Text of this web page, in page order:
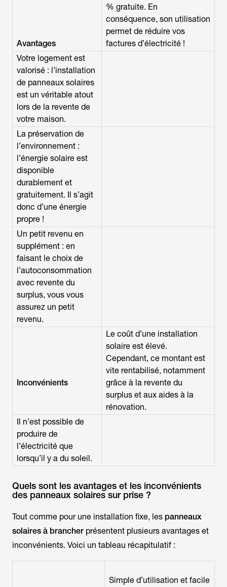
Avantages
% gratuite. En
conséquence, son utilisation
permet de réduire vos
factures d’électricité !
Votre logement est
valorisé : l’installation
de panneaux solaires
est un véritable atout
lors de la revente de
votre maison.
La préservation de
l’environnement :
l’énergie solaire est
disponible
durablement et
gratuitement. Il s’agit
donc d’une énergie
propre !
Un petit revenu en
supplément : en
faisant le choix de
l’autoconsommation
avec revente du
surplus, vous vous
assurez un petit
revenu.
Inconvénients
Le coût d’une installation
solaire est élevé.
Cependant, ce montant est
vite rentabilisé, notamment
grâce à la revente du
surplus et aux aides à la
rénovation.
Il n’est possible de
produire de
l’électricité que
lorsqu’il y a du soleil.
Quels sont les avantages et les inconvénients
des panneaux solaires sur prise ?
Tout comme pour une installation fixe, les panneaux
solaires à brancher présentent plusieurs avantages et
inconvénients. Voici un tableau récapitulatif :
Simple d’utilisation et facile